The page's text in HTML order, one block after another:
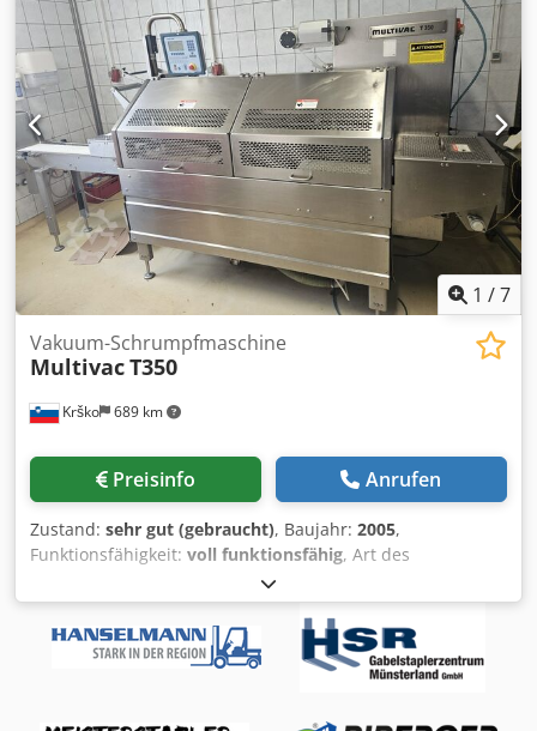
1 /7
Krško 689 km
Vakuum-Schrumpfmaschine
MultivacT350
Preisinfo Anrufen
Zustand: sehr gut (gebraucht), Baujahr: 2005,
Funktionsfähigkeit: voll funktionsfähig, Art des
, Ausgezeichneter Zustand,
wenig benutzt. Wir sprechen Englisch, Deutsch und ex Yu
Sprachen. Kontakt auch über WatsApp möglich Csdpfx
Agevcnuvspjha